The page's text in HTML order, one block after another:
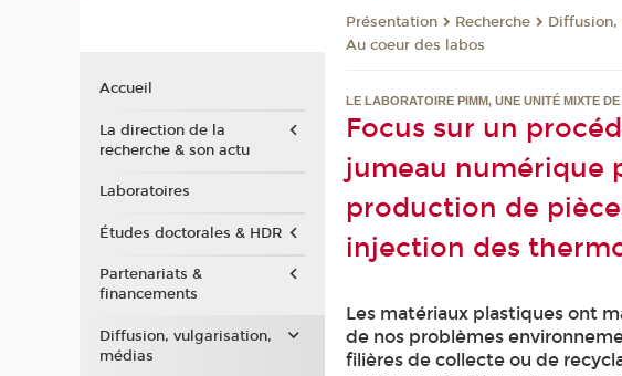
Présentation Recherche
Au coeur des labos
LE LABORATOIRE PIMM, UNE UNITÉ MIXTE
Focus sur un
jumeau numérique
production de
injection des
Les matériaux plastiques ont
de nos problèmes
filières de collecte ou de
Accueil
La direction de la
recherche & son actu
Laboratoires
Études doctorales & HDR
Partenariats &
financements
Diffusion, vulgarisation,
médias